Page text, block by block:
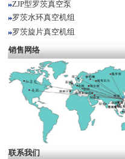
ZJP型罗茨真空泵
罗茨水环真空机组
罗茨旋片真空机组
销售网络
联系我们